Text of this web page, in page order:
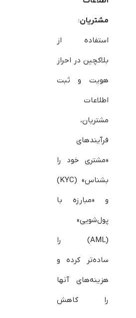
مشتریان:
استفاده از
بلاکچین در احراز
هویت و ثبت
اطلاعات
مشتریان،
فرآیندهای
«مشتری خود را
بشناس» (KYC)
و «مبارزه با
پول‌شویی»
(AML) را
ساده‌تر کرده و
هزینه‌های آنها
را کاهش